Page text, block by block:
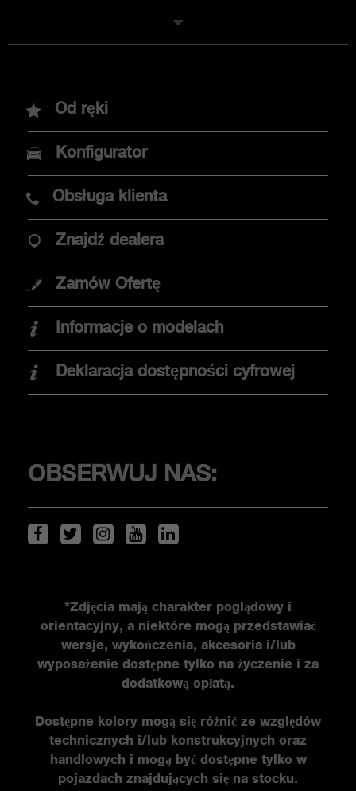
Modele
Nowy Abarth 600e
Abarth 500e
OPCJE ZAKUPU
Promocje
Znajdź dealera
Jazda testowa
Serwis i akcesoria
Historia FCA heritage
Historia
Edycje specjalne
Nowości
Newsletter
Od ręki
Konfigurator
Obsługa klienta
Znajdź dealera
Zamów Ofertę
Informacje o modelach
Deklaracja dostępności cyfrowej
OBSERWUJ NAS:
*Zdjęcia mają charakter poglądowy i
orientacyjny, a niektóre mogą przedstawiać
wersje, wykończenia, akcesoria i/lub
wyposażenie dostępne tylko na życzenie i za
dodatkową opłatą.
Dostępne kolory mogą się różnić ze względów
technicznych i/lub konstrukcyjnych oraz
handlowych i mogą być dostępne tylko w
pojazdach znajdujących się na stocku.